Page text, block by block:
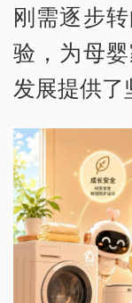
刚需逐步
验，为母
发展提供了